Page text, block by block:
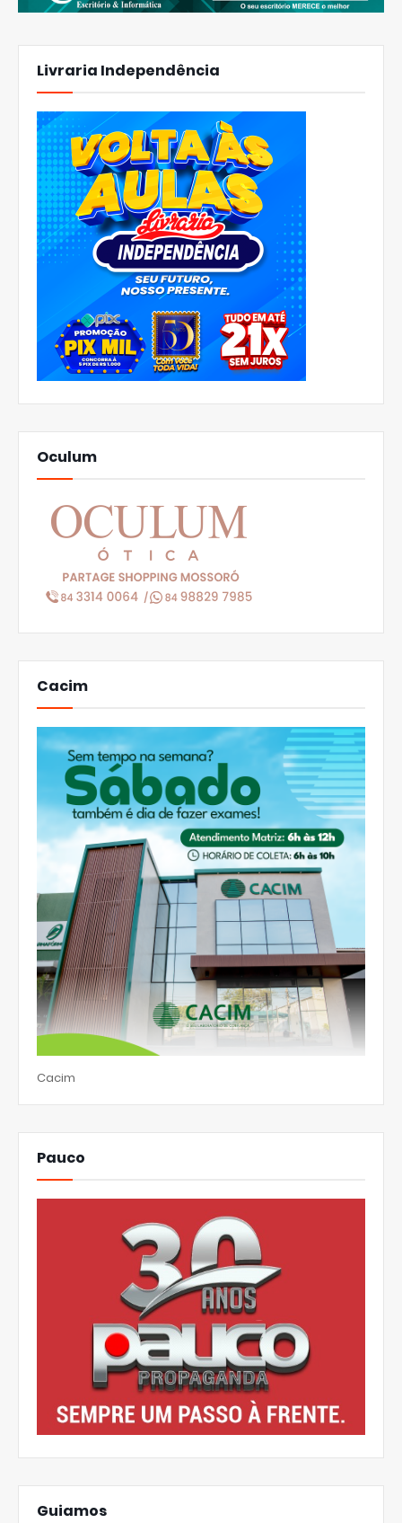
Livraria Independência
Oculum
Cacim
Cacim
Pauco
Guiamos